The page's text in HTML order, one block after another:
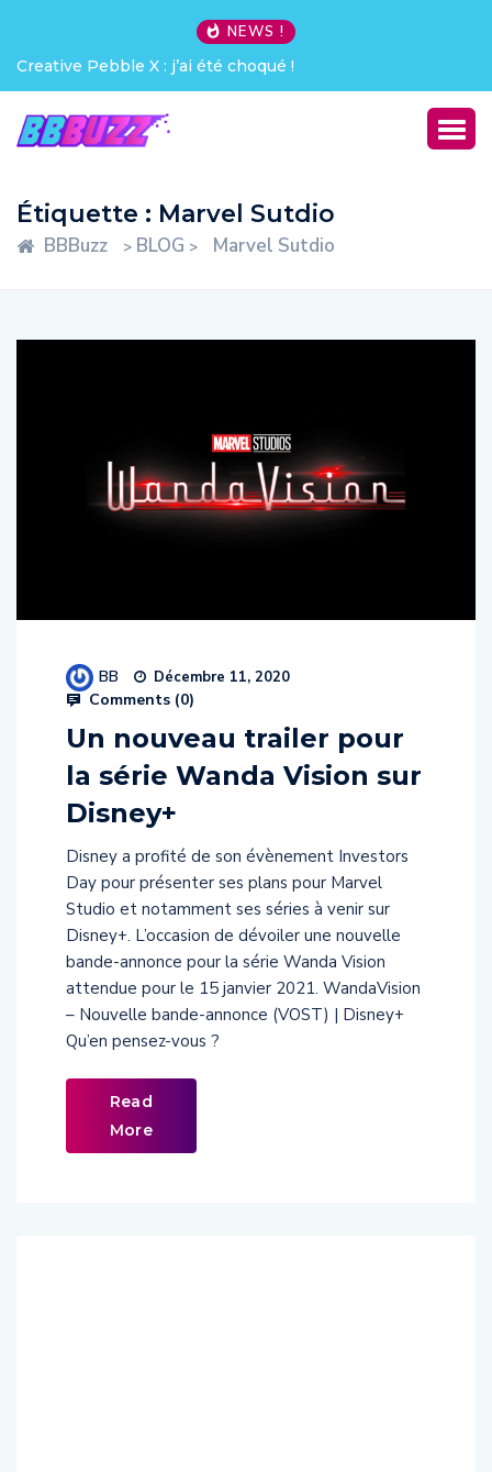
NEWS !
Creative Pebble X : j’ai été choqué !
Étiquette : Marvel Sutdio
BBBuzz > BLOG > Marvel Sutdio
BB Décembre 11, 2020
Comments (0)
Un nouveau trailer pour
la série Wanda Vision sur
Disney+
Disney a profité de son évènement Investors
Day pour présenter ses plans pour Marvel
Studio et notamment ses séries à venir sur
Disney+. L’occasion de dévoiler une nouvelle
bande-annonce pour la série Wanda Vision
attendue pour le 15 janvier 2021. WandaVision
– Nouvelle bande-annonce (VOST) | Disney+
Qu’en pensez-vous ?
Read
More